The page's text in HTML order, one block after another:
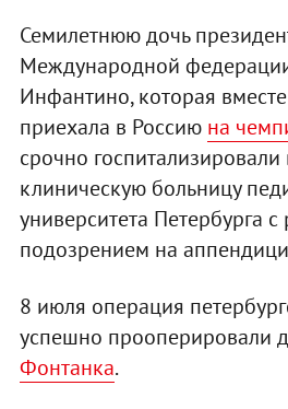
Семилетнюю дочь
Международной
Инфантино, которая
приехала в Россию на
срочно
клиническую больницу
университета Петербурга
подозрением на
8 июля операция
успешно прооперировали
Фонтанка.